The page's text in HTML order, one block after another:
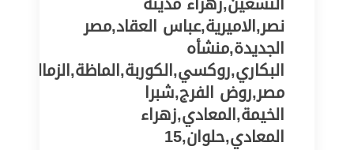
نصر,الاميرية,عباس العقاد,مصر
الجديدة,منشأه
مصر,روض الفرج,شبرا
الخيمة,المعادي,زهراء
المعادي,حلوان,15